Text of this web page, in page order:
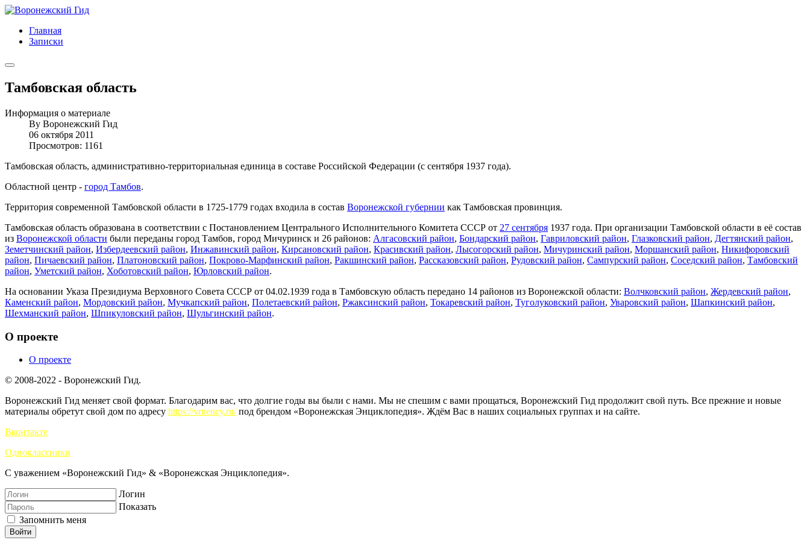
Главная
Записки
Тамбовская область
Информация о материале
By Воронежский Гид
06 октября 2011
Просмотров: 1161
Тамбовская область, административно-территориальная единица в составе Российской Федерации (с сентября 1937 года).
Областной центр - город Тамбов.
Территория современной Тамбовской области в 1725-1779 годах входила в состав Воронежской губернии как Тамбовская провинция.
Тамбовская область образована в соответствии с Постановлением Центрального Исполнительного Комитета СССР от 27 сентября 1937 года. При организации Тамбовской области в её состав
из Воронежской области были переданы город Тамбов, город Мичуринск и 26 районов: Алгасовский район, Бондарский район, Гавриловский район, Глазковский район, Дегтянский район,
Земетчинский район, Избердеевский район, Инжавинский район, Кирсановский район, Красивский район, Лысогорский район, Мичуринский район, Моршанский район, Никифоровский
район, Пичаевский район, Платоновский район, Покрово-Марфинский район, Ракшинский район, Рассказовский район, Рудовский район, Сампурский район, Соседский район, Тамбовский
район, Уметский район, Хоботовский район, Юрловский район.
На основании Указа Президиума Верховного Совета СССР от 04.02.1939 года в Тамбовскую область передано 14 районов из Воронежской области: Волчковский район, Жердевский район,
Каменский район, Мордовский район, Мучкапский район, Полетаевский район, Ржаксинский район, Токаревский район, Туголуковский район, Уваровский район, Шапкинский район,
Шехманский район, Шпикуловский район, Шульгинский район.
О проекте
О проекте
© 2008-2022 - Воронежский Гид.
Воронежский Гид меняет свой формат. Благодарим вас, что долгие годы вы были с нами. Мы не спешим с вами прощаться, Воронежский Гид продолжит свой путь. Все прежние и новые
материалы обретут свой дом по адресу https://vrnency.ru/под брендом «Воронежская Энциклопедия». Ждём Вас в наших социальных группах и на сайте.
Вконтакте
Одноклассники
С уважением «Воронежский Гид» & «Воронежская Энциклопедия».
Логин
Показать
Запомнить меня
Войти